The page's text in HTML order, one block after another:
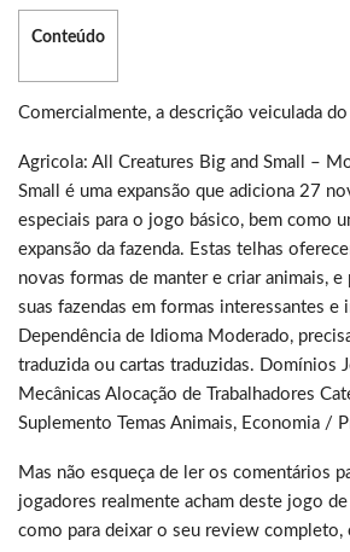
Conteúdo
Comercialmente, a descrição veiculada
Agricola: All Creatures Big and Small –
Small é uma expansão que adiciona 27
especiais para o jogo básico, bem como
expansão da fazenda. Estas telhas
novas formas de manter e criar animais,
suas fazendas em formas interessantes e
Dependência de Idioma Moderado,
traduzida ou cartas traduzidas. Domínios
Mecânicas Alocação de Trabalhadores
Suplemento Temas Animais, Economia /
Mas não esqueça de ler os comentários
jogadores realmente acham deste jogo
como para deixar o seu review completo,